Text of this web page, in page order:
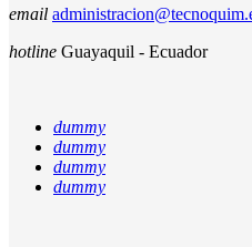
email
hotline Guayaquil - Ecuador
dummy
dummy
dummy
dummy